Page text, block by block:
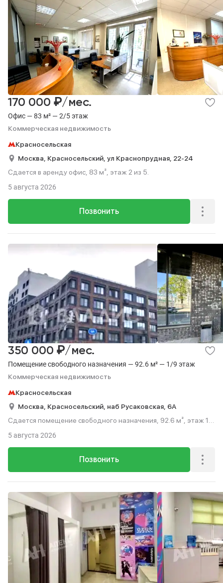
Офис — 83 м² — 2/5 этаж
Коммерческая недвижимость
170 000 ₽/мес.
Красносельская
Москва, Красносельский, ул Краснопрудная, 22-24
Сдается в аренду офис, 83 м², этаж 2 из 5.
Позвонить
5 августа 2026
Помещение свободного назначения — 92.6 м² — 1/9 этаж
Коммерческая недвижимость
350 000 ₽/мес.
Красносельская
Москва, Красносельский, наб Русаковская, 6А
Сдается помещение свободного назначения, 92.6 м², этаж 1
Позвонить
5 августа 2026